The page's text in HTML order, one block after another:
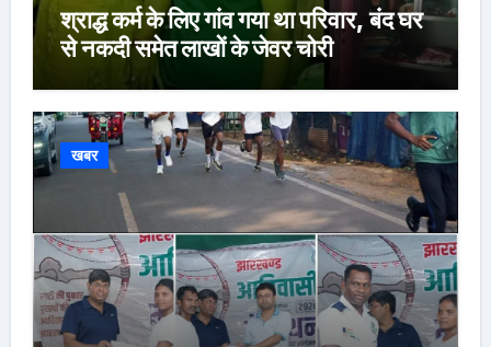
श्राद्ध कर्म के लिए गांव गया था परिवार, बंद घर
से नकदी समेत लाखों के जेवर चोरी
खबर